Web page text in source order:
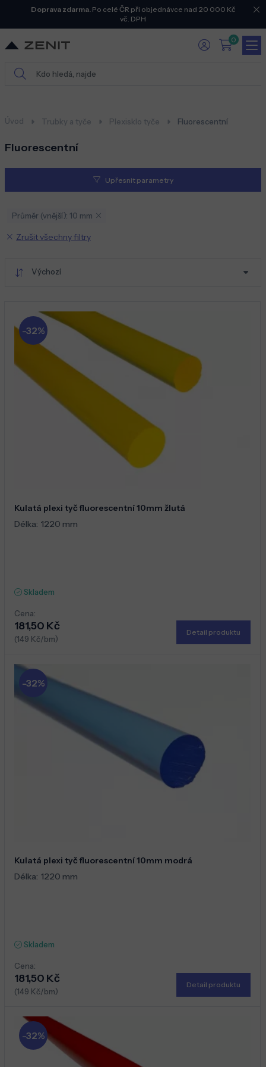
Doprava zdarma.Po celé ČR při objednávce nad 20 000 Kč
vč. DPH
0
Úvod Trubky a tyče Plexisklo tyče Fluorescentní
Fluorescentní
Upřesnit parametry
Průměr (vnější): 10 mm
Zrušit všechny filtry
Výchozí
-32%
Kulatá plexi tyč fluorescentní 10mm žlutá
Délka: 1220 mm
Skladem
Cena:
181,50 Kč
(149 Kč/bm)
Detail produktu
-32%
Kulatá plexi tyč fluorescentní 10mm modrá
Délka: 1220 mm
Skladem
Cena:
181,50 Kč
(149 Kč/bm)
Detail produktu
-32%